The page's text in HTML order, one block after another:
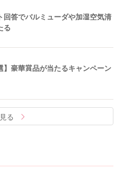
回答でバルミューダや加湿空気清
る
】豪華賞品が当たるキャンペーン
る